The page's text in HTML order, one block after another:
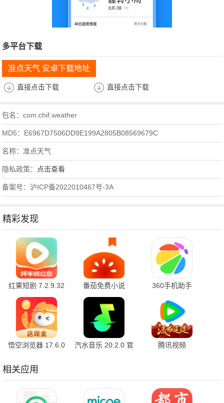
多平台下载
准点天气 安卓下载地址
直接点击下载 直接点击下载
包名：com.chif.weather
MD5：E6967D7506DD9E199A2805B08569679C
名称：准点天气
隐私政策： 点击查看
备案号：沪ICP备2022010467号-3A
精彩发现
红果短剧 7.2.9.32
官方版
番茄免费小说
7.2.9.32 安卓版
360手机助手
悟空浏览器 17.6.0
汽水音乐 20.2.0 官
腾讯视频
相关应用